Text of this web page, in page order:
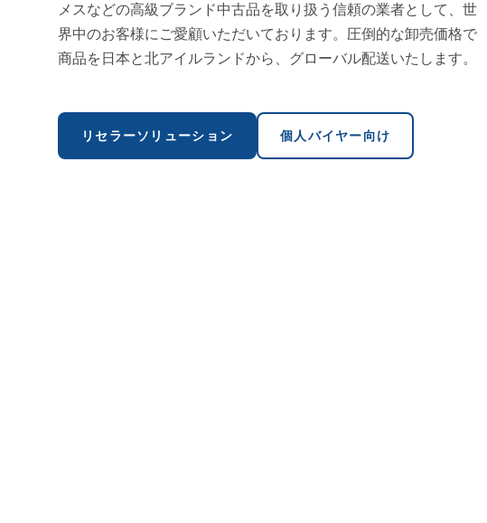
メスなどの高級ブランド中古品を取り扱う信頼の業者として、世
界中のお客様にご愛顧いただいております。圧倒的な卸売価格で
商品を日本と北アイルランドから、グローバル配送いたします。
リセラーソリューション 個人バイヤー向け